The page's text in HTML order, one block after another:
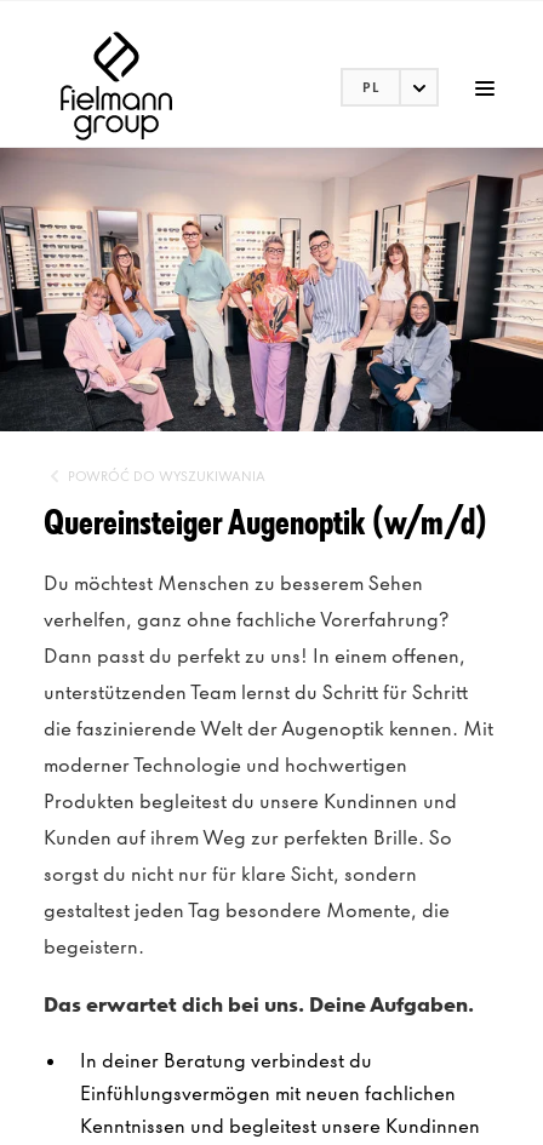
PL
POWRÓĆ DO WYSZUKIWANIA
Quereinsteiger Augenoptik (w/m/d)
Du möchtest Menschen zu besserem Sehen
verhelfen, ganz ohne fachliche Vorerfahrung?
Dann passt du perfekt zu uns! In einem offenen,
unterstützenden Team lernst du Schritt für Schritt
die faszinierende Welt der Augenoptik kennen. Mit
moderner Technologie und hochwertigen
Produkten begleitest du unsere Kundinnen und
Kunden auf ihrem Weg zur perfekten Brille. So
sorgst du nicht nur für klare Sicht, sondern
gestaltest jeden Tag besondere Momente, die
begeistern.
Das erwartet dich bei uns. Deine Aufgaben.
In deiner Beratung verbindest du
Einfühlungsvermögen mit neuen fachlichen
Kenntnissen und begleitest unsere Kundinnen